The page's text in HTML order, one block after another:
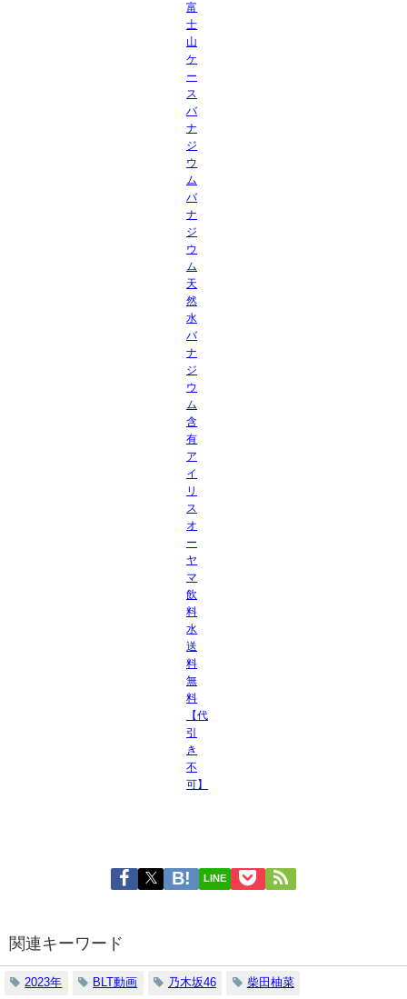
富
士
山
ケ
ー
ス
バ
ナ
ジ
ウ
ム
バ
ナ
ジ
ウ
ム
天
然
水
バ
ナ
ジ
ウ
ム
含
有
ア
イ
リ
ス
オ
ー
ヤ
マ
飲
料
水
送
料
無
料
【代
引
き
不
可】
LINE
関連キーワード
2023年 BLT動画 乃木坂46 柴田柚菜